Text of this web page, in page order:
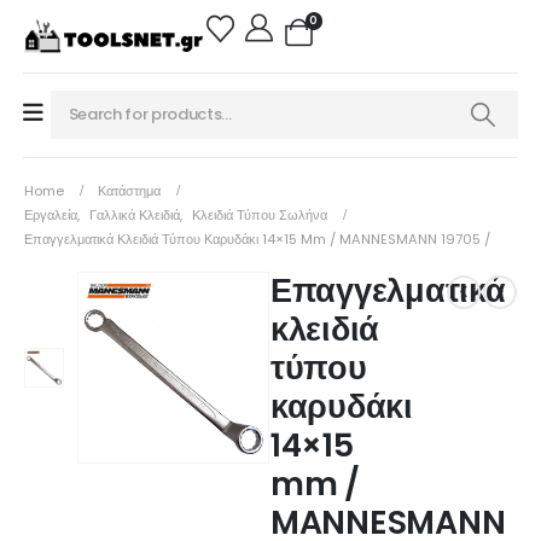
0
Home
Κατάστημα
Εργαλεία, Γαλλικά Κλειδιά, Κλειδιά Τύπου Σωλήνα
Επαγγελματικά Κλειδιά Τύπου Καρυδάκι 14×15 Mm / MANNESMANN 19705 /
Επαγγελματικά
κλειδιά
τύπου
καρυδάκι
14×15
mm /
MANNESMANN